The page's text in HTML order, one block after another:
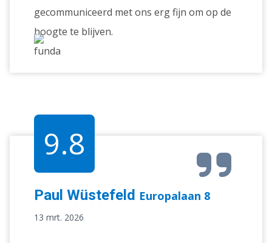
gecommuniceerd met ons erg fijn om op de
hoogte te blijven.
9.8
Paul Wüstefeld Europalaan 8
13 mrt. 2026